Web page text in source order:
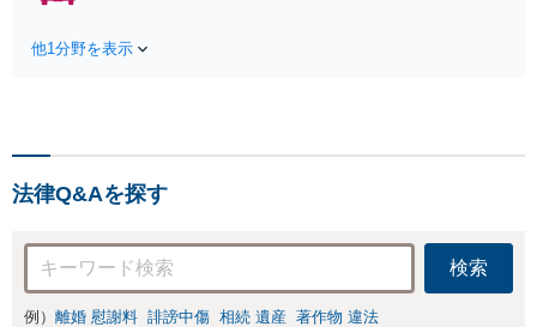
は損をしてしまうかもしれ
他1分野を表示
法律Q&Aを探す
検索
例） 離婚 慰謝料 誹謗中傷 相続 遺産 著作物 違法